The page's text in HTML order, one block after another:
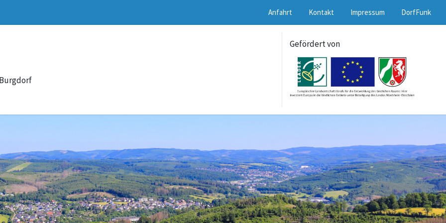
Anfahrt Kontakt Impressum DorfFunk
Gefördert von